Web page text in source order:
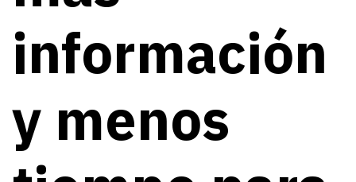
información
y menos